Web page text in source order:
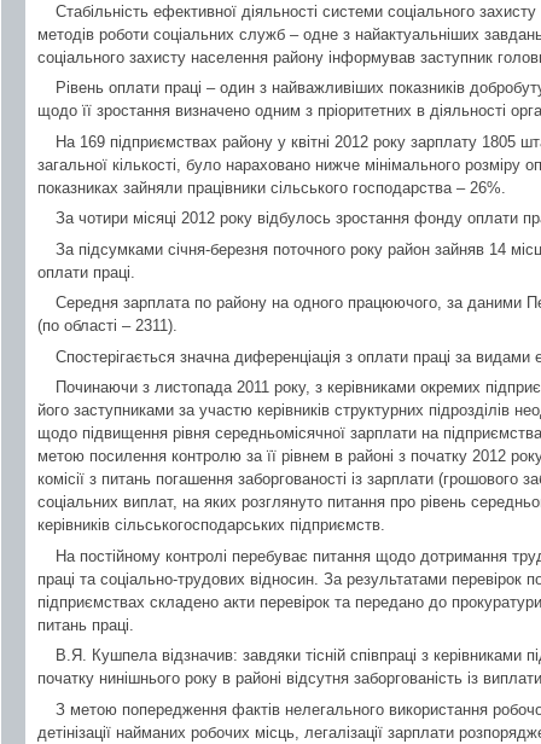
Стабільність ефективної діяльності системи соціального
методів роботи соціальних служб – одне з найактуальніших
соціального захисту населення району інформував заступник
Рівень оплати праці – один з найважливіших показників
щодо її зростання визначено одним з пріоритетних в діяльності
На 169 підприємствах району у квітні 2012 року зарплату 1805
загальної кількості, було нараховано нижче мінімального розміру
показниках зайняли працівники сільського господарства – 26%.
За чотири місяці 2012 року відбулось зростання фонду оплати
За підсумками січня-березня поточного року район зайняв 14
оплати праці.
Середня зарплата по району на одного працюючого, за даними
(по області – 2311).
Спостерігається значна диференціація з оплати праці за видами
Починаючи з листопада 2011 року, з керівниками окремих
його заступниками за участю керівників структурних підрозділів
щодо підвищення рівня середньомісячної зарплати на
метою посилення контролю за її рівнем в районі з початку 2012
комісії з питань погашення заборгованості із зарплати (грошового
соціальних виплат, на яких розглянуто питання про рівень
керівників сільськогосподарських підприємств.
На постійному контролі перебуває питання щодо дотримання
праці та соціально-трудових відносин. За результатами перевірок
підприємствах складено акти перевірок та передано до прокуратури
питань праці.
В.Я. Кушпела відзначив: завдяки тісній співпраці з керівниками
початку нинішнього року в районі відсутня заборгованість із
З метою попередження фактів нелегального використання
детінізації найманих робочих місць, легалізації зарплати